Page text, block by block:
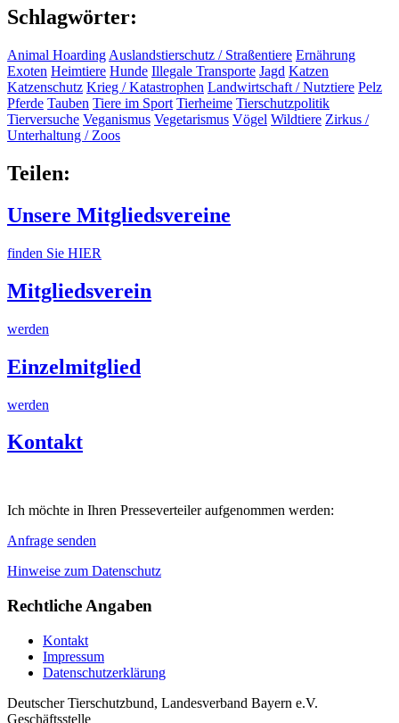
Schlagwörter:
Animal Hoarding Auslandstierschutz / Straßentiere Ernährung
Exoten Heimtiere Hunde Illegale Transporte Jagd Katzen
Katzenschutz Krieg / Katastrophen Landwirtschaft / Nutztiere Pelz
Pferde Tauben Tiere im Sport Tierheime Tierschutzpolitik
Tierversuche Veganismus Vegetarismus Vögel Wildtiere Zirkus /
Unterhaltung / Zoos
Teilen:
Unsere Mitgliedsvereine
finden Sie HIER
Mitgliedsverein
werden
Einzelmitglied
werden
Kontakt
Ich möchte in Ihren Presseverteiler aufgenommen werden:
Anfrage senden
Hinweise zum Datenschutz
Rechtliche Angaben
Kontakt
Impressum
Datenschutzerklärung
Deutscher Tierschutzbund, Landesverband Bayern e.V.
Geschäftsstelle